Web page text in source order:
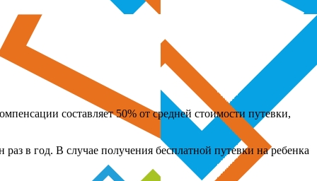
составляет 50% от средней стоимости путевки,
в год. В случае получения бесплатной путевки на ребенка